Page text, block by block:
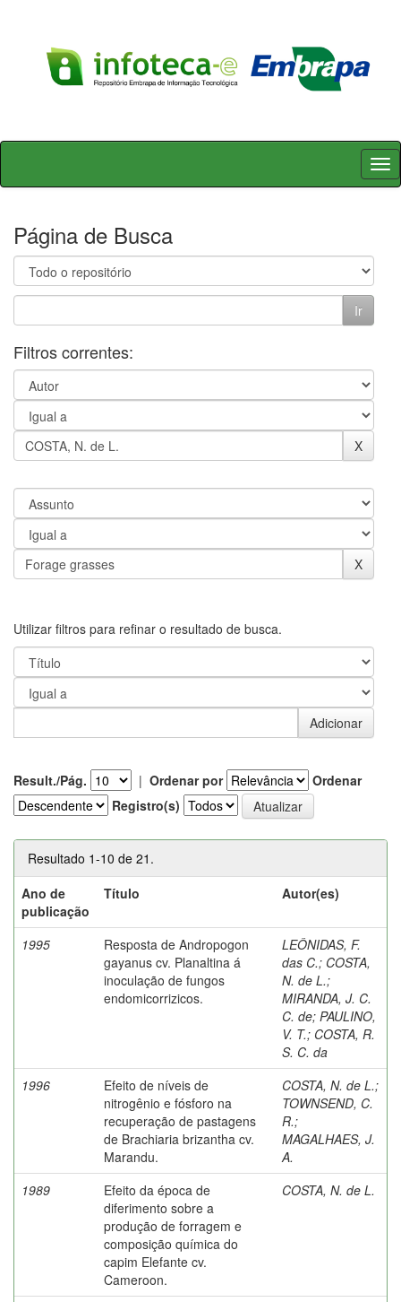
Skip
Página de Busca
Filtros correntes:
Utilizar filtros para refinar o resultado de busca.
Result./Pág. | Ordenar por
Ordenar
Registro(s)
Resultado 1-10 de 21.
Ano de
publicação
Título Autor(es)
1995
Resposta de Andropogon
gayanus cv. Planaltina á
inoculação de fungos
endomicorrizicos.
LEÔNIDAS, F.
das C.; COSTA,
N. de L.;
MIRANDA, J. C.
C. de; PAULINO,
V. T.; COSTA, R.
S. C. da
1996
Efeito de níveis de
nitrogênio e fósforo na
recuperação de pastagens
de Brachiaria brizantha cv.
Marandu.
COSTA, N. de L.;
TOWNSEND, C.
R.;
MAGALHAES, J.
A.
1989
Efeito da época de
diferimento sobre a
produção de forragem e
composição química do
capim Elefante cv.
Cameroon.
COSTA, N. de L.